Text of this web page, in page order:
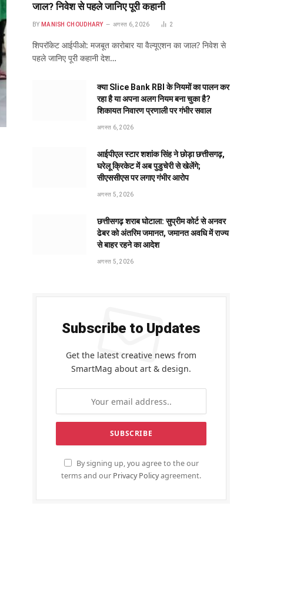
जाल? निवेश से पहले जानिए पूरी कहानी
BY MANISH CHOUDHARY अगस्त 6, 2026 2
शिपरॉकेट आईपीओ: मजबूत कारोबार या वैल्यूएशन का जाल? निवेश से
पहले जानिए पूरी कहानी देश…
क्या Slice Bank RBI के नियमों का पालन कर
रहा है या अपना अलग नियम बना चुका है?
शिकायत निवारण प्रणाली पर गंभीर सवाल
अगस्त 6, 2026
आईपीएल स्टार शशांक सिंह ने छोड़ा छत्तीसगढ़,
घरेलू क्रिकेट में अब पुडुचेरी से खेलेंगे;
सीएससीएस पर लगाए गंभीर आरोप
अगस्त 5, 2026
छत्तीसगढ़ शराब घोटाला: सुप्रीम कोर्ट से अनवर
ढेबर को अंतरिम जमानत, जमानत अवधि में राज्य
से बाहर रहने का आदेश
अगस्त 5, 2026
Subscribe to Updates
Get the latest creative news from
SmartMag about art & design.
By signing up, you agree to the our
terms and our Privacy Policyagreement.